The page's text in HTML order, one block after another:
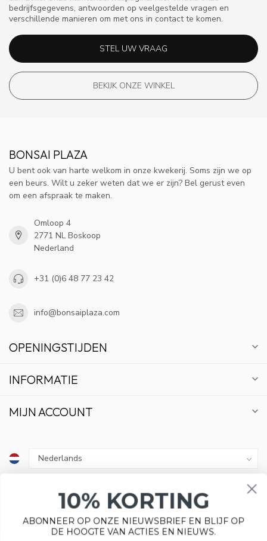
bedrijfsgegevens, antwoorden op veelgestelde vragen en
verschillende manieren om met ons in contact te komen.
STEL UW VRAAG
BEKIJK ONZE WINKEL
BONSAI PLAZA
U bent ook van harte welkom in onze kwekerij. Soms zijn we op
een beurs. Wilt u zeker weten dat we er zijn? Bel gerust even
om een afspraak te maken.
Omloop 4
2771 NL Boskoop
Nederland
+31 (0)6 48 77 23 42
info@bonsaiplaza.com
OPENINGSTIJDEN
INFORMATIE
MIJN ACCOUNT
10% KORTING
ABONNEER OP ONZE NIEUWSBRIEF EN BLIJF OP
DE HOOGTE VAN ACTIES EN NIEUWS.